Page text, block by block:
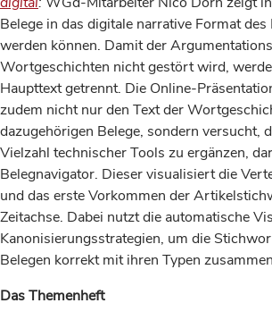
Belege in das digitale narrative Format
werden können. Damit der
Wortgeschichten nicht gestört wird,
Haupttext getrennt. Die Online-
zudem nicht nur den Text der
dazugehörigen Belege, sondern versucht,
Vielzahl technischer Tools zu ergänzen,
Belegnavigator. Dieser visualisiert die
und das erste Vorkommen der
Zeitachse. Dabei nutzt die automatische
Kanonisierungsstrategien, um die
Belegen korrekt mit ihren Typen
Das Themenheft